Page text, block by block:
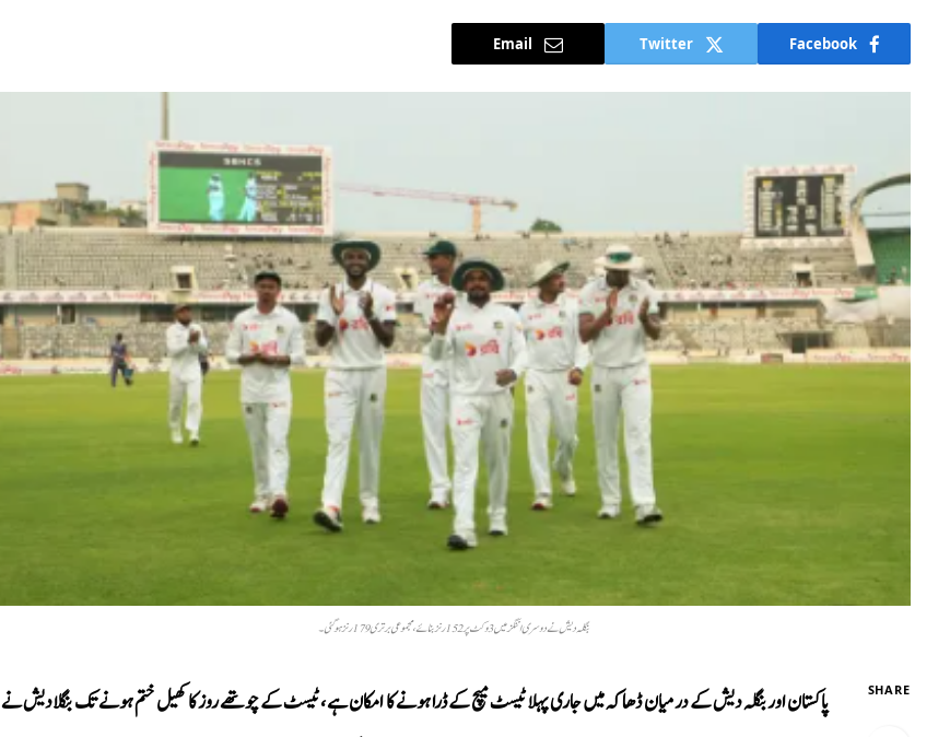
Facebook
Twitter
Email
بنگلہ دیش نے دوسری اننگز میں 3 وکٹ پر 152 رنز بنائے، مجموعی برتری 179 رنز ہو گئی ۔
SHARE
پاکستان اور بنگلہ دیش کے درمیان ڈھاکہ میں جاری پہلا ٹیسٹ میچ کے ڈرا ہونے کا امکان ہے ، ٹیسٹ کے چوتھے روز کا کھیل ختم ہونے تک بنگلادیش نے